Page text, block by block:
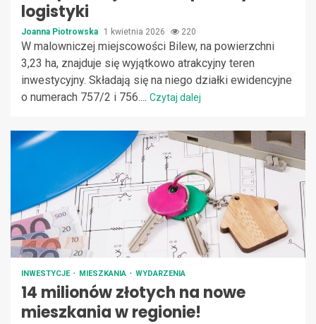
logistyki
Joanna Piotrowska 1 kwietnia 2026 220
W malowniczej miejscowości Bilew, na powierzchni
3,23 ha, znajduje się wyjątkowo atrakcyjny teren
inwestycyjny. Składają się na niego działki ewidencyjne
o numerach 757/2 i 756.... Czytaj dalej
INWESTYCJE MIESZKANIA WYDARZENIA
14 milionów złotych na nowe
mieszkania w regionie!